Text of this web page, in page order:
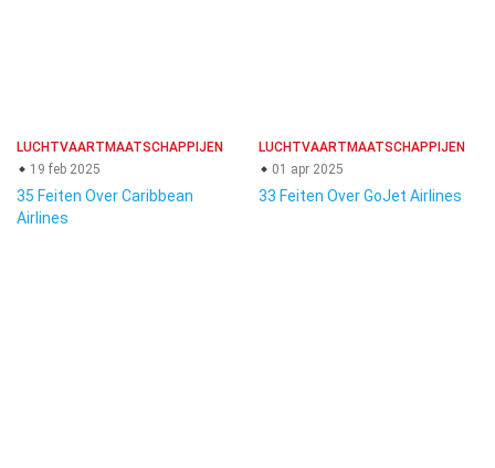
LUCHTVAARTMAATSCHAPPIJEN
19 feb 2025
35 Feiten Over Caribbean
Airlines
LUCHTVAARTMAATSCHAPPIJEN
01 apr 2025
33 Feiten Over GoJet Airlines